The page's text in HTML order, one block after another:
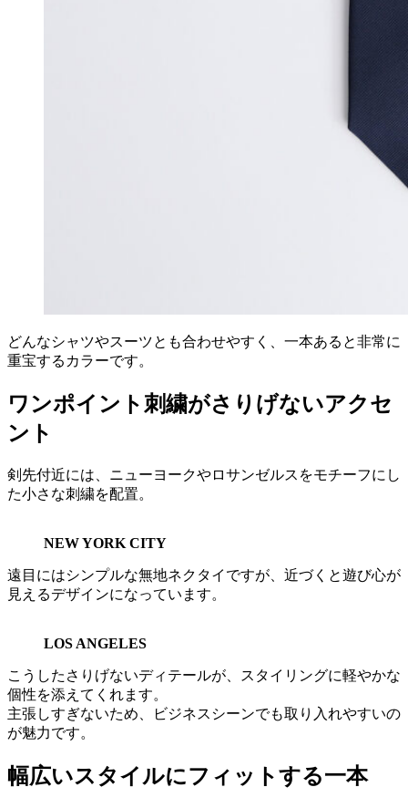
どんなシャツやスーツとも合わせやすく、一本あると非常に
重宝するカラーです。
ワンポイント刺繍がさりげないアクセ
ント
剣先付近には、ニューヨークやロサンゼルスをモチーフにし
た小さな刺繍を配置。
NEW YORK CITY
遠目にはシンプルな無地ネクタイですが、近づくと遊び心が
見えるデザインになっています。
LOS ANGELES
こうしたさりげないディテールが、スタイリングに軽やかな
個性を添えてくれます。
主張しすぎないため、ビジネスシーンでも取り入れやすいの
が魅力です。
幅広いスタイルにフィットする一本